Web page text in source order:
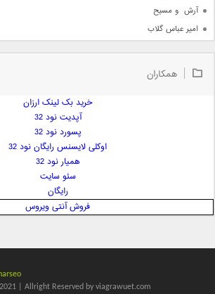
آرش  و مسیح
امیر عباس گلاب
امیر علی
ایمان غلامی
بابک جهانبخش
همکاران
خرید بک لینک ارزان
آپدیت نود 32
پسورد نود 32
اوکلی لایسنس رایگان نود 32
همیار نود 32
سئو سایت
رایگان
فروش آنتی ویروس
| Allright Reserved by viagrawuet.com